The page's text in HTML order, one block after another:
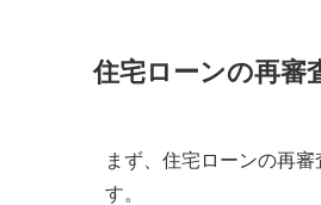
住宅ローンの再審
まず、住宅ローンの再
す。